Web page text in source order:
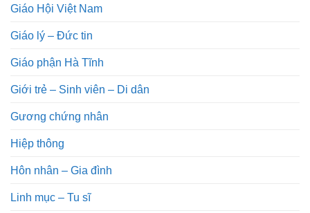
Giáo Hội Việt Nam
Giáo lý – Đức tin
Giáo phận Hà Tĩnh
Giới trẻ – Sinh viên – Di dân
Gương chứng nhân
Hiệp thông
Hôn nhân – Gia đình
Linh mục – Tu sĩ